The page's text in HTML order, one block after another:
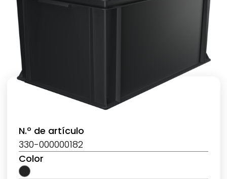
N.º de artículo
330-000000182
Color